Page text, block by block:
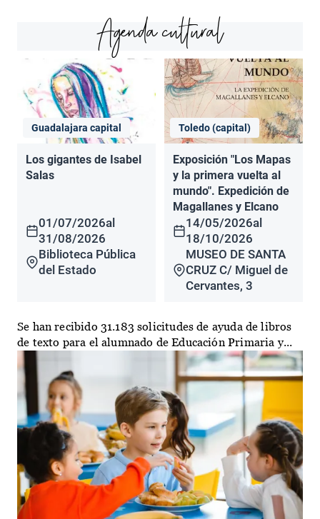
Agenda cultural
Guadalajara capital
Los gigantes de Isabel
Salas
01/07/2026al
31/08/2026
Biblioteca Pública
del Estado
Toledo (capital)
Exposición "Los Mapas
y la primera vuelta al
mundo". Expedición de
Magallanes y Elcano
14/05/2026al
18/10/2026
MUSEO DE SANTA
CRUZ C/ Miguel de
Cervantes, 3
Se han recibido 31.183 solicitudes de ayuda de libros
de texto para el alumnado de Educación Primaria y...